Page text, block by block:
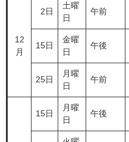
12
月
2日
土曜
日
午前
15日
金曜
日
午後
25日
月曜
日
午前
15日
月曜
日
午後